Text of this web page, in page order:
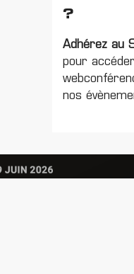
?
Adhérez au
pour
nos